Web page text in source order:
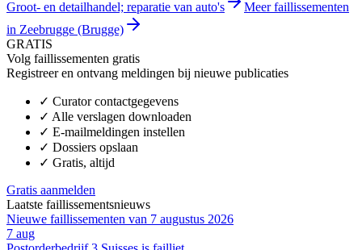
Groot- en detailhandel; reparatie van auto's
Meer faillissementen
in Zeebrugge (Brugge)
GRATIS
Volg faillissementen gratis
Registreer en ontvang meldingen bij nieuwe publicaties
✓ Curator contactgegevens
✓ Alle verslagen downloaden
✓ E-mailmeldingen instellen
✓ Dossiers opslaan
✓ Gratis, altijd
Gratis aanmelden
Laatste faillissementsnieuws
Nieuwe faillissementen van 7 augustus 2026
7 aug